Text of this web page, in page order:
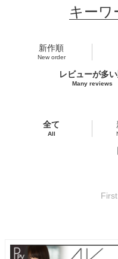
キーワ
新作順
New order
レビューが多
Many reviews
全て
All
First